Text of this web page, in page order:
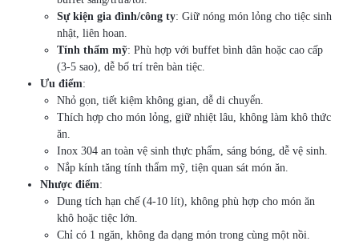
Sự kiện gia đình/công ty: Giữ nóng món lỏng cho tiệc sinh
nhật, liên hoan.
Tính thẩm mỹ: Phù hợp với buffet bình dân hoặc cao cấp
(3-5 sao), dễ bố trí trên bàn tiệc.
Ưu điểm:
Nhỏ gọn, tiết kiệm không gian, dễ di chuyển.
Thích hợp cho món lỏng, giữ nhiệt lâu, không làm khô thức
ăn.
Inox 304 an toàn vệ sinh thực phẩm, sáng bóng, dễ vệ sinh.
Nắp kính tăng tính thẩm mỹ, tiện quan sát món ăn.
Nhược điểm:
Dung tích hạn chế (4-10 lít), không phù hợp cho món ăn
khô hoặc tiệc lớn.
Chỉ có 1 ngăn, không đa dạng món trong cùng một nồi.